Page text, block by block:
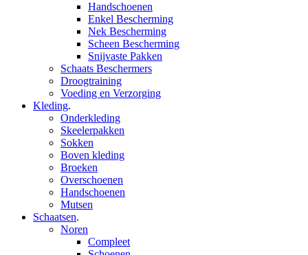
Handschoenen
Enkel Bescherming
Nek Bescherming
Scheen Bescherming
Snijvaste Pakken
Schaats Beschermers
Droogtraining
Voeding en Verzorging
Kleding.
Onderkleding
Skeelerpakken
Sokken
Boven kleding
Broeken
Overschoenen
Handschoenen
Mutsen
Schaatsen.
Noren
Compleet